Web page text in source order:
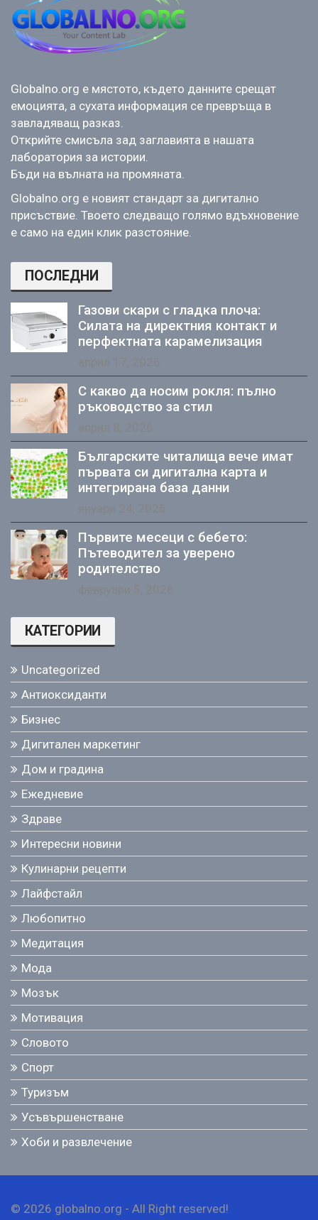
Globalno.org е мястото, където данните срещат
емоцията, а сухата информация се превръща в
завладяващ разказ.
Открийте смисъла зад заглавията в нашата
лаборатория за истории.
Бъди на вълната на промяната.
Globalno.org е новият стандарт за дигитално
присъствие. Твоето следващо голямо вдъхновение
е само на един клик разстояние.
ПОСЛЕДНИ
Газови скари с гладка плоча:
Силата на директния контакт и
перфектната карамелизация
април 17, 2026
С какво да носим рокля: пълно
ръководство за стил
април 8, 2026
Българските читалища вече имат
първата си дигитална карта и
интегрирана база данни
януари 24, 2026
Първите месеци с бебето:
Пътеводител за уверено
родителство
февруари 5, 2026
КАТЕГОРИИ
Uncategorized
Антиоксиданти
Бизнес
Дигитален маркетинг
Дом и градина
Ежедневие
Здраве
Интересни новини
Кулинарни рецепти
Лайфстайл
Любопитно
Медитация
Мода
Мозък
Мотивация
Словото
Спорт
Туризъм
Усъвършенстване
Хоби и развлечение
© 2026 globalno.org - All Right reserved!